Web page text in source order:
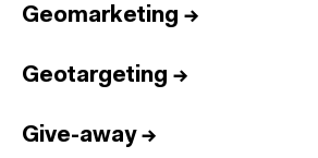
Geomarketing →
Geotargeting →
Give-away→